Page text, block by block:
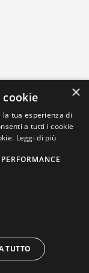
×
tua esperienza di
a tutti i cookie
Leggi di più
PERFORMANCE
TUTTO